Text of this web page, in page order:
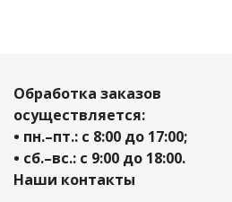
Обработка заказов
осуществляется:
• пн.–пт.: с 8:00 до 17:00;
• сб.–вс.: с 9:00 до 18:00.
Наши контакты